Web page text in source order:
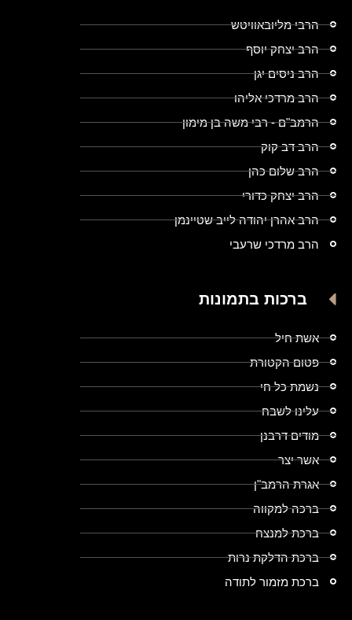
הרבי מליובאוויטש
הרב יצחק יוסף
הרב ניסים יגן
הרב מרדכי אליהו
הרמב"ם - רבי משה בן מימון
הרב דב קוק
הרב שלום כהן
הרב יצחק כדורי
הרב אהרן יהודה לייב שטיינמן
הרב מרדכי שרעבי
ברכות בתמונות
אשת חיל
פטום הקטורת
נשמת כל חי
עלינו לשבח
מודים דרבנן
אשר יצר
אגרת הרמב"ן
ברכה למקווה
ברכת למנצח
ברכת הדלקת נרות
ברכת מזמור לתודה